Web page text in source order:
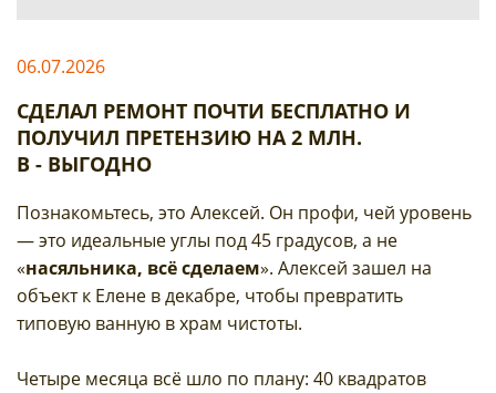
06.07.2026
СДЕЛАЛ РЕМОНТ ПОЧТИ БЕСПЛАТНО И
ПОЛУЧИЛ ПРЕТЕНЗИЮ НА 2 МЛН.
В - ВЫГОДНО
Познакомьтесь, это Алексей. Он профи, чей уровень
— это идеальные углы под 45 градусов, а не
«насяльника, всё сделаем». Алексей зашел на
объект к Елене в декабре, чтобы превратить
типовую ванную в храм чистоты.
Четыре месяца всё шло по плану: 40 квадратов